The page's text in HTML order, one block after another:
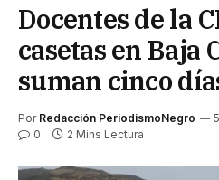
Docentes de la
casetas en Baja
suman cinco
Por Redacción PeriodismoNegro
0 2 Mins Lectura